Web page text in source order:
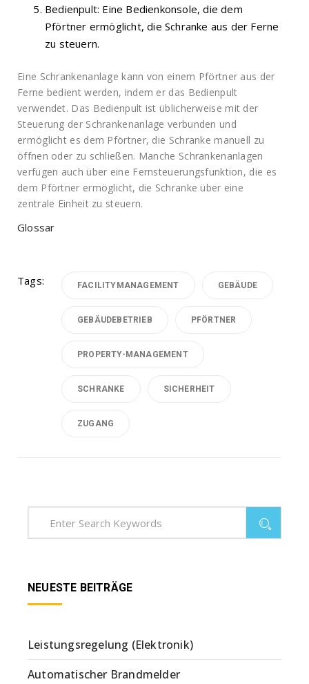
Bedienpult: Eine Bedienkonsole, die dem
Pförtner ermöglicht, die Schranke aus der Ferne
zu steuern.
Eine Schrankenanlage kann von einem Pförtner aus der
Ferne bedient werden, indem er das Bedienpult
verwendet. Das Bedienpult ist üblicherweise mit der
Steuerung der Schrankenanlage verbunden und
ermöglicht es dem Pförtner, die Schranke manuell zu
öffnen oder zu schließen. Manche Schrankenanlagen
verfügen auch über eine Fernsteuerungsfunktion, die es
dem Pförtner ermöglicht, die Schranke über eine
zentrale Einheit zu steuern.
Glossar
Tags: FACILITYMANAGEMENT GEBÄUDE
GEBÄUDEBETRIEB PFÖRTNER
PROPERTY-MANAGEMENT
SCHRANKE SICHERHEIT
ZUGANG
NEUESTE BEITRÄGE
Leistungsregelung (Elektronik)
Automatischer Brandmelder